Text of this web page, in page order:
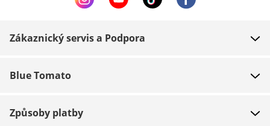
Zákaznický servis a Podpora
Platba
Blue Tomato
Způsoby platby